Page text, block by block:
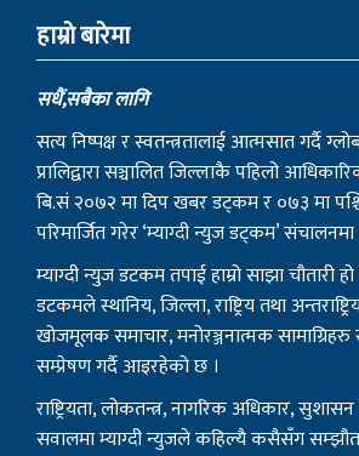
हाम्राे बारेमा
सधैं,सबैका लागि
सत्य निष्पक्ष र स्वतन्त्रतालाई आत्मसात गर्दै
प्रालिद्वारा सञ्चालित जिल्लाकै पहिलो
बि.सं २०७२ मा दिप खबर डट्कम र ०७३ मा
परिमार्जित गरेर ‘म्याग्दी न्युज डट्कम’
म्याग्दी न्युज डटकम तपाई हाम्रो साझा चौतारी
डटकमले स्थानिय, जिल्ला, राष्ट्रिय तथा
खोजमूलक समाचार, मनोरञ्जनात्मक सामाग्रिहरु
सम्प्रेषण गर्दै आइरहेको छ ।
राष्ट्रियता, लोकतन्त्र, नागरिक अधिकार,
सवालमा म्याग्दी न्युजले कहिल्यै कसैसँग